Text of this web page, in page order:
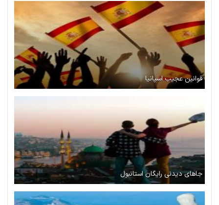
قوانین عجیب اسپانیا
جاهای دیدنی رایگان استانبول